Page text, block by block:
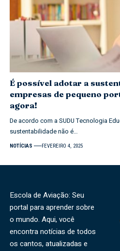
É possível adotar a
empresas de pequeno
agora!
De acordo com a SUDU Tecnologia
sustentabilidade não é…
NOTÍCIAS FEVEREIRO 4, 2025
Escola de Aviação: Seu
portal para aprender sobre
o mundo. Aqui, você
encontra notícias de todos
os cantos, atualizadas e